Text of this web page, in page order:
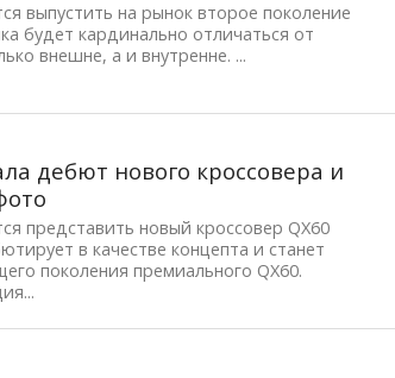
выпустить на рынок второе поколение
будет кардинально отличаться от
внешне, а и внутренне. ...
дебют нового кроссовера и
представить новый кроссовер QX60
в качестве концепта и станет
поколения премиального QX60.